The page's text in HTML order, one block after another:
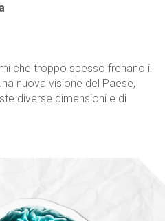
che troppo spesso frenano il
nuova visione del Paese,
diverse dimensioni e di